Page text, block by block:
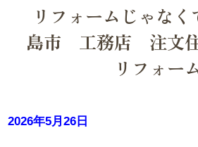
リフォームじゃな
島市 工務店 注文
リフォー
2026年5月26日